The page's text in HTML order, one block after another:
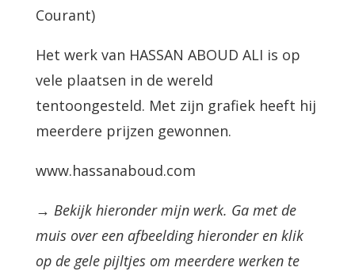
Courant)
Het werk van HASSAN ABOUD ALI is op
vele plaatsen in de wereld
tentoongesteld. Met zijn grafiek heeft hij
meerdere prijzen gewonnen.
www.hassanaboud.com
→ Bekijk hieronder mijn werk. Ga met de
muis over een afbeelding hieronder en klik
op de gele pijltjes om meerdere werken te